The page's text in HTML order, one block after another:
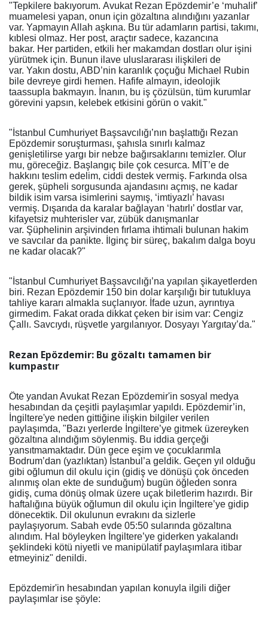
"Tepkilere bakıyorum. Avukat Rezan Epözdemir’e ‘muhalif’
muamelesi yapan, onun için gözaltına alındığını yazanlar
var. Yapmayın Allah aşkına. Bu tür adamların partisi, takımı,
kıblesi olmaz. Her post, araçtır sadece, kazancına
bakar. Her partiden, etkili her makamdan dostları olur işini
yürütmek için. Bunun ilave uluslararası ilişkileri de
var. Yakın dostu, ABD’nin karanlık çoçuğu Michael Rubin
bile devreye girdi hemen. Hafife almayın, ideolojik
taassupla bakmayın. İnanın, bu iş çözülsün, tüm kurumlar
görevini yapsın, kelebek etkisini görün o vakit."
"İstanbul Cumhuriyet Başsavcılığı’nın başlattığı Rezan
Epözdemir soruşturması, şahısla sınırlı kalmaz
genişletilirse yargı bir nebze bağırsaklarını temizler. Olur
mu, göreceğiz. Başlangıç bile çok cesurca. MİT’e de
hakkını teslim edelim, ciddi destek vermiş. Farkında olsa
gerek, şüpheli sorgusunda ajandasını açmış, ne kadar
bildik isim varsa isimlerini saymış, ‘imtiyazlı’ havası
vermiş. Dışarıda da karalar bağlayan ‘hatırlı’ dostlar var,
kifayetsiz muhterisler var, zübük danışmanlar
var. Şüphelinin arşivinden fırlama ihtimali bulunan hakim
ve savcılar da panikte. İlginç bir süreç, bakalım dalga boyu
ne kadar olacak?"
"İstanbul Cumhuriyet Başsavcılığı’na yapılan şikayetlerden
biri. Rezan Epözdemir 150 bin dolar karşılığı bir tutukluya
tahliye kararı almakla suçlanıyor. İfade uzun, ayrıntıya
girmedim. Fakat orada dikkat çeken bir isim var: Cengiz
Çallı. Savcıydı, rüşvetle yargılanıyor. Dosyayı Yargıtay’da."
Rezan Epözdemir: Bu gözaltı tamamen bir
kumpastır
Öte yandan Avukat Rezan Epözdemir'in sosyal medya
hesabından da çeşitli paylaşımlar yapıldı. Epözdemir’in,
İngiltere'ye neden gittiğine ilişkin bilgiler verilen
paylaşımda, "Bazı yerlerde İngiltere’ye gitmek üzereyken
gözaltına alındığım söylenmiş. Bu iddia gerçeği
yansıtmamaktadır. Dün gece eşim ve çocuklarımla
Bodrum’dan (yazlıktan) İstanbul’a geldik. Geçen yıl olduğu
gibi oğlumun dil okulu için (gidiş ve dönüşü çok önceden
alınmış olan ekte de sunduğum) bugün öğleden sonra
gidiş, cuma dönüş olmak üzere uçak biletlerim hazırdı. Bir
haftalığına büyük oğlumun dil okulu için İngiltere’ye gidip
dönecektik. Dil okulunun evrakını da sizlerle
paylaşıyorum. Sabah evde 05:50 sularında gözaltına
alındım. Hal böyleyken İngiltere’ye giderken yakalandı
şeklindeki kötü niyetli ve manipülatif paylaşımlara itibar
etmeyiniz" denildi.
Epözdemir'in hesabından yapılan konuyla ilgili diğer
paylaşımlar ise şöyle: